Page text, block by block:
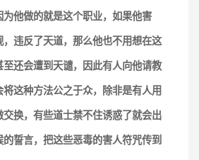
为他做的就是这个职业，如果他害
违反了天道，那么他也不用想在这
还会遭到天谴，因此有人向他请教
这种方法公之于众，除非是有人用
交换，有些道士禁不住诱惑了就会出
誓言，把这些恶毒的害人符咒传到